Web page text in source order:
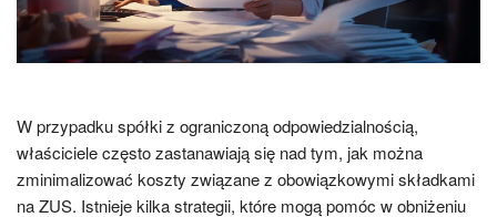
W przypadku spółki z ograniczoną odpowiedzialnością,
właściciele często zastanawiają się nad tym, jak można
zminimalizować koszty związane z obowiązkowymi składkami
na ZUS. Istnieje kilka strategii, które mogą pomóc w obniżeniu